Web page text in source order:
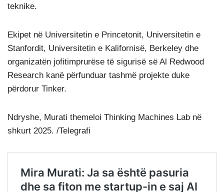
teknike.
Ekipet në Universitetin e Princetonit, Universitetin e
Stanfordit, Universitetin e Kalifornisë, Berkeley dhe
organizatën jofitimprurëse të sigurisë së Al Redwood
Research kanë përfunduar tashmë projekte duke
përdorur Tinker.
Ndryshe, Murati themeloi Thinking Machines Lab në
shkurt 2025. /Telegrafi